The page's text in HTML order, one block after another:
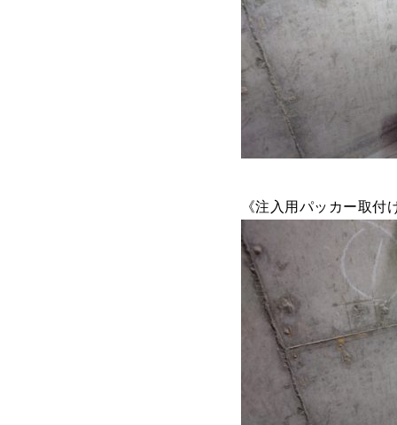
《注入用パッカー取付